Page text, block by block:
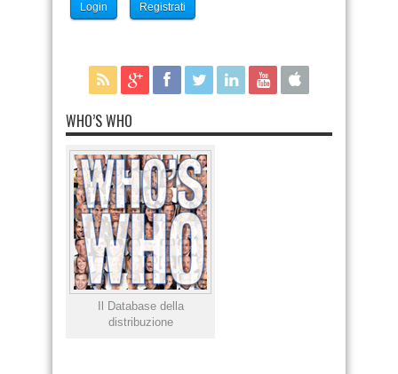
Login Registrati
WHO’S WHO
Il Database della
distribuzione